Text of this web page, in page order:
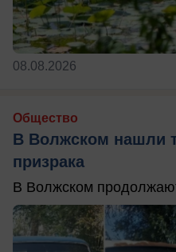
08.08.2026
Общество
В Волжском нашли
призрака
В Волжском